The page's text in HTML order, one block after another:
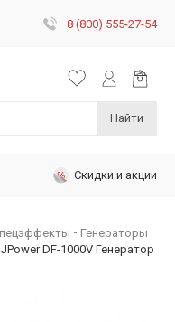
8 (800) 555-27-54
Найти
Скидки и акции
Генераторы
DF-1000V Генератор